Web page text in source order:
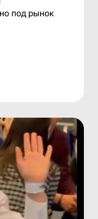
под рынок